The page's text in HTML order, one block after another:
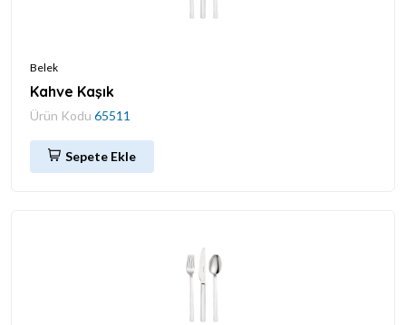
Belek
Kahve Kaşık
Ürün Kodu 65511
Sepete Ekle